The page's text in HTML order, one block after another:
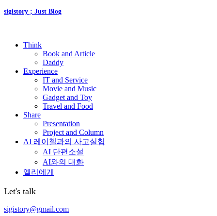
sigistory ; Just Blog
Think
Book and Article
Daddy
Experience
IT and Service
Movie and Music
Gadget and Toy
Travel and Food
Share
Presentation
Project and Column
AI 레이첼과의 사고실험
AI 단편소설
AI와의 대화
엘리에게
Let's talk
sigistory@gmail.com